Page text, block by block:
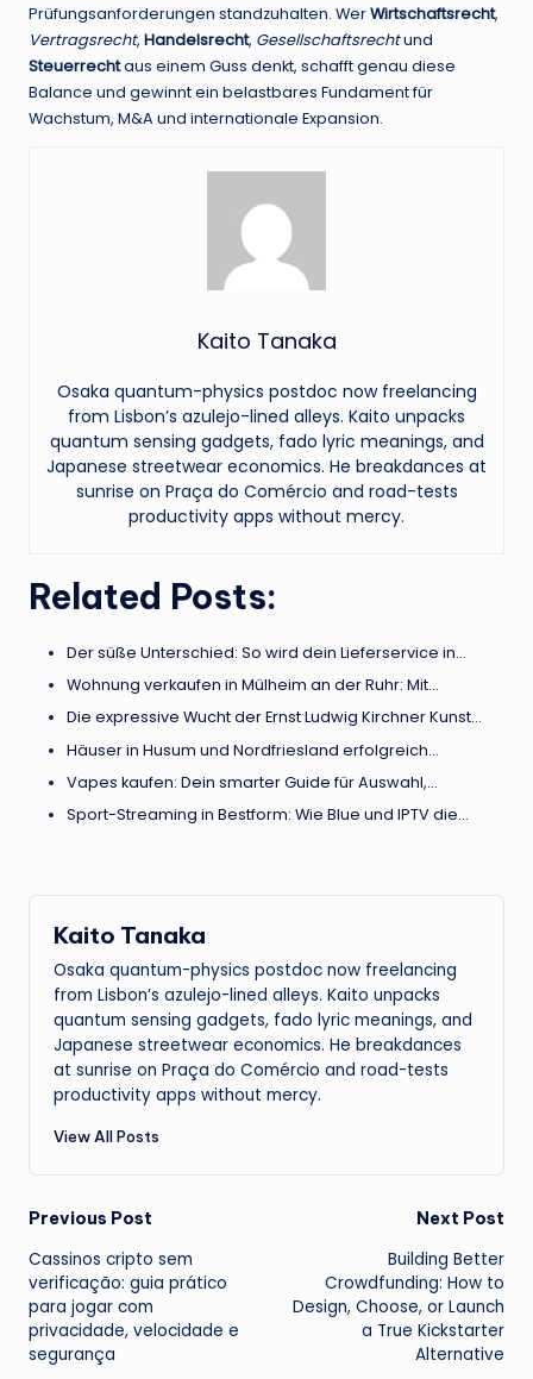
Prüfungsanforderungen standzuhalten. WerWirtschaftsrecht,
Vertragsrecht, Handelsrecht, Gesellschaftsrechtund
Steuerrechtaus einem Guss denkt, schafft genau diese
Balance und gewinnt ein belastbares Fundament für
Wachstum, M&A und internationale Expansion.
Kaito Tanaka
Osaka quantum-physics postdoc now freelancing
from Lisbon’s azulejo-lined alleys. Kaito unpacks
quantum sensing gadgets, fado lyric meanings, and
Japanese streetwear economics. He breakdances at
sunrise on Praça do Comércio and road-tests
productivity apps without mercy.
Related Posts:
Der süße Unterschied: So wird dein Lieferservice in…
Wohnung verkaufen in Mülheim an der Ruhr: Mit…
Die expressive Wucht der Ernst Ludwig Kirchner Kunst…
Häuser in Husum und Nordfriesland erfolgreich…
Vapes kaufen: Dein smarter Guide für Auswahl,…
Sport-Streaming in Bestform: Wie Blue und IPTV die…
Kaito Tanaka
Osaka quantum-physics postdoc now freelancing
from Lisbon’s azulejo-lined alleys. Kaito unpacks
quantum sensing gadgets, fado lyric meanings, and
Japanese streetwear economics. He breakdances
at sunrise on Praça do Comércio and road-tests
productivity apps without mercy.
View All Posts
Post
navigation
Previous Post
Cassinos cripto sem
verificação: guia prático
para jogar com
privacidade, velocidade e
segurança
Next Post
Building Better
Crowdfunding: How to
Design, Choose, or Launch
a True Kickstarter
Alternative